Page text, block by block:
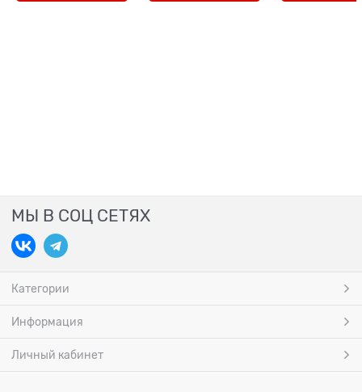
МЫ В СОЦ СЕТЯХ
Категории
Информация
Личный кабинет